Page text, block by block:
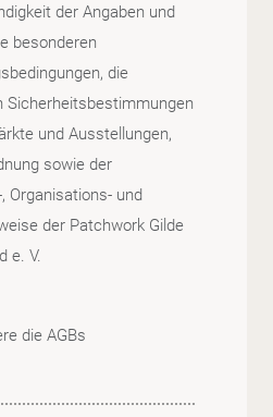
der Angaben und
besonderen
die
Sicherheitsbestimmungen
und Ausstellungen,
sowie der
Organisations- und
der Patchwork Gilde
e. V.
die AGBs